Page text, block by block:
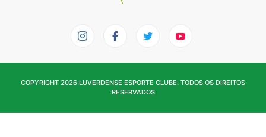
COPYRIGHT 2026 LUVERDENSE ESPORTE CLUBE. TODOS OS DIREITOS
RESERVADOS